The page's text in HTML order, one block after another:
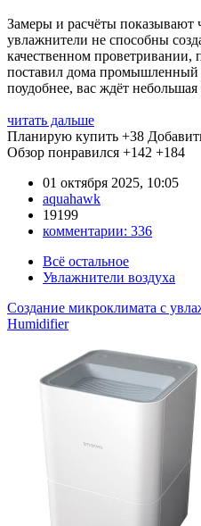
Замеры и расчёты
увлажнители не способны
качественном проветривании,
поставил дома промышленный
поудобнее, вас ждёт
читать дальше
Планирую купить +38
Обзор понравился +142 +184
01 октября 2025, 10:05
aquahawk
19199
комментарии: 336
Всё остальное
Увлажнители воздуха
Создание микроклимата с
Humidifier